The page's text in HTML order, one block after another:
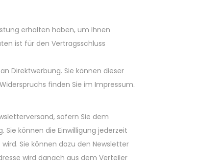
erhalten haben, um Ihnen
ist für den Vertragsschluss
Direktwerbung. Sie können dieser
finden Sie im Impressum.
sofern Sie dem
Sie können die Einwilligung jederzeit
Sie können dazu den Newsletter
wird danach aus dem Verteiler